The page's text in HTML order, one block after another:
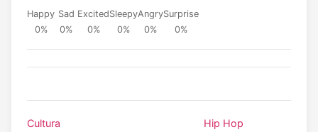
Happy
0%
Sad
0%
Excited
0%
Sleepy
0%
Angry
0%
Surprise
0%
Cultura
Hip Hop